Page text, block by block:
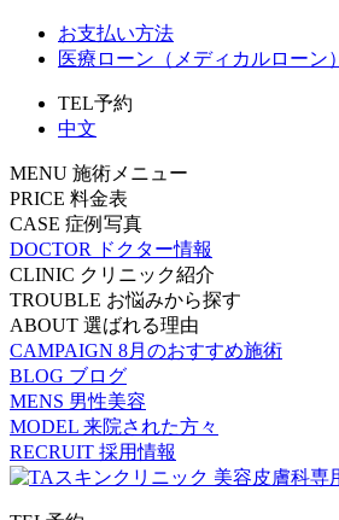
お支払い方法
医療ローン（メディカルローン）
TEL予約
中文
MENU 施術メニュー
PRICE 料金表
CASE 症例写真
DOCTOR
ドクター情報
CLINIC クリニック紹介
TROUBLE お悩みから探す
ABOUT 選ばれる理由
CAMPAIGN 8月のおすすめ施術
BLOG ブログ
MENS 男性美容
MODEL 来院された方々
RECRUIT 採用情報